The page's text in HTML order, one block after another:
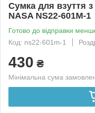
Сумка для взуття
NASA NS22-601M-1
Готово до відправки
Код: ns22-601m-1
430 ₴
Мінімальна сума